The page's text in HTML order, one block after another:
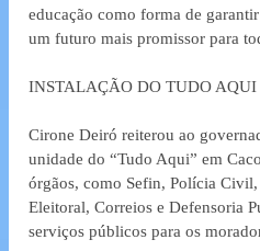
educação como forma de
um futuro mais promissor para
INSTALAÇÃO DO TUDO AQUI
Cirone Deiró reiterou ao
unidade do “Tudo Aqui” em
órgãos, como Sefin, Polícia
Eleitoral, Correios e Defensoria
serviços públicos para os